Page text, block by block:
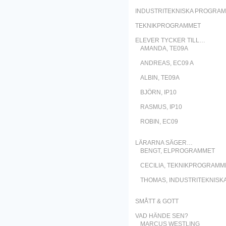
INDUSTRITEKNISKA
TEKNIKPROGRAMMET
ELEVER TYCKER TILL…
AMANDA, TE09A
ANDREAS, EC09 A
ALBIN, TE09A
BJÖRN, IP10
RASMUS, IP10
ROBIN, EC09
LÄRARNA SÄGER…
BENGT, ELPROGRAMMET
CECILIA,
THOMAS,
SMÅTT & GOTT
VAD HÄNDE SEN?
MARCUS WESTLING